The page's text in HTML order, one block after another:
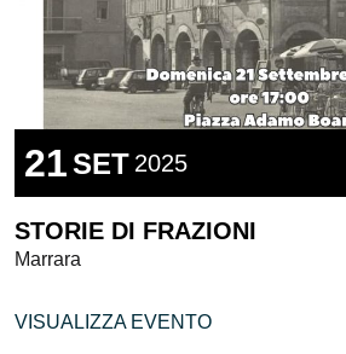
21SET 2025
STORIE DI FRAZIONI
Marrara
VISUALIZZA EVENTO